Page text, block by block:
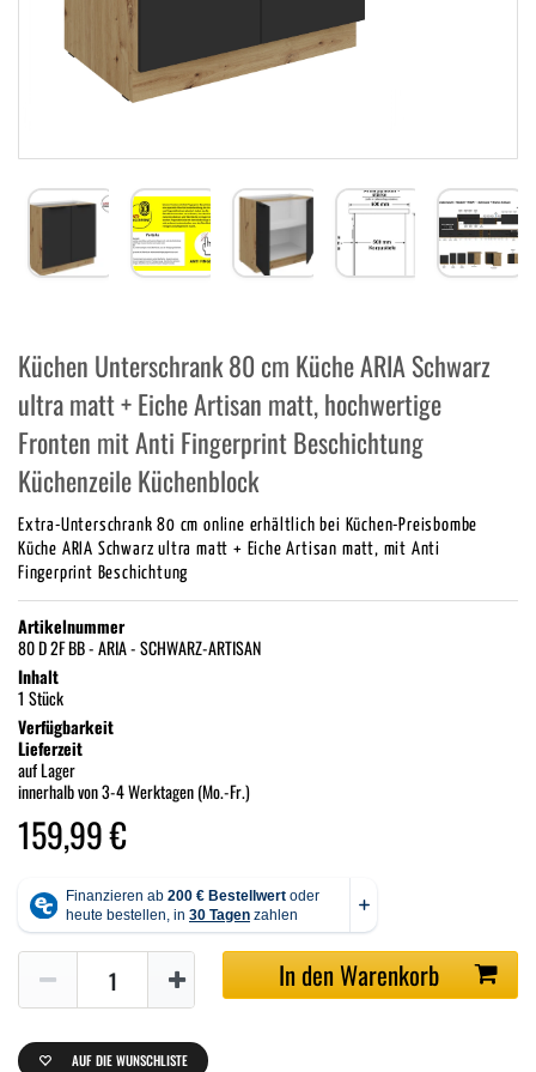
Küchen Unterschrank 80 cm Küche ARIA Schwarz
ultra matt + Eiche Artisan matt, hochwertige
Fronten mit Anti Fingerprint Beschichtung
Küchenzeile Küchenblock
Extra-Unterschrank 80 cm online erhältlich bei Küchen-Preisbombe
Küche ARIA Schwarz ultra matt + Eiche Artisan matt, mit Anti
Fingerprint Beschichtung
Artikelnummer
80 D 2F BB - ARIA - SCHWARZ-ARTISAN
Inhalt
1 Stück
Verfügbarkeit
Lieferzeit
auf Lager
innerhalb von 3-4 Werktagen (Mo.-Fr.)
159,99 €
In den Warenkorb
AUF DIE WUNSCHLISTE